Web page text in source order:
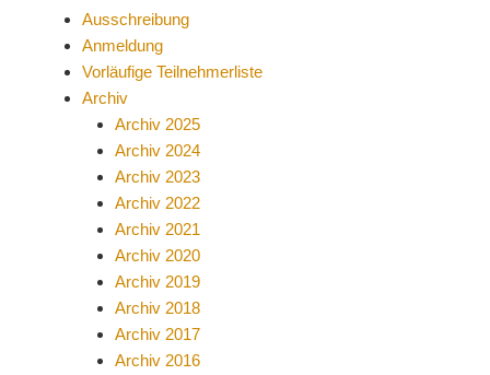
Ausschreibung
Anmeldung
Vorläufige Teilnehmerliste
Archiv
Archiv 2025
Archiv 2024
Archiv 2023
Archiv 2022
Archiv 2021
Archiv 2020
Archiv 2019
Archiv 2018
Archiv 2017
Archiv 2016